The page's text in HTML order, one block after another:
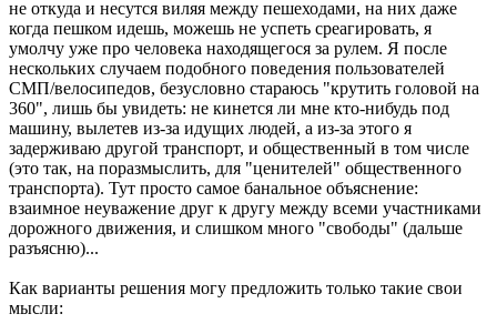
не откуда и несутся виляя между пешеходами, на них даже
когда пешком идешь, можешь не успеть среагировать, я
умолчу уже про человека находящегося за рулем. Я после
нескольких случаем подобного поведения пользователей
СМП/велосипедов, безусловно стараюсь "крутить головой на
360", лишь бы увидеть: не кинется ли мне кто-нибудь под
машину, вылетев из-за идущих людей, а из-за этого я
задерживаю другой транспорт, и общественный в том числе
(это так, на поразмыслить, для "ценителей" общественного
транспорта). Тут просто самое банальное объяснение:
взаимное неуважение друг к другу между всеми участниками
дорожного движения, и слишком много "свободы" (дальше
разъясню)...
Как варианты решения могу предложить только такие свои
мысли: